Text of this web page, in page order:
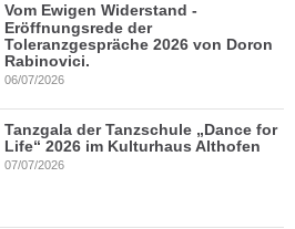
Vom Ewigen Widerstand -
Eröffnungsrede der
Toleranzgespräche 2026 von Doron
Rabinovici.
06/07/2026
Tanzgala der Tanzschule „Dance for
Life“ 2026 im Kulturhaus Althofen
07/07/2026